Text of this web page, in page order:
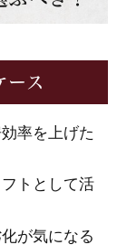
ース
率を上げた
トとして活
が気になる